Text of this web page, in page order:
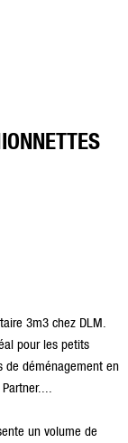
3m3 chez DLM.
pour les petits
de déménagement en
un volume de